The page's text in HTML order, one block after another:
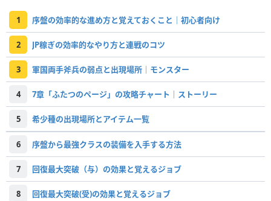
1 序盤の効率的な進め方と覚えておくこと｜初心者向け
2 JP稼ぎの効率的なやり方と連戦のコツ
3 軍国両手斧兵の弱点と出現場所｜モンスター
4 7章「ふたつのページ」の攻略チャート｜ストーリー
5 希少種の出現場所とアイテム一覧
6 序盤から最強クラスの装備を入手する方法
7 回復最大突破（与）の効果と覚えるジョブ
8 回復最大突破(受)の効果と覚えるジョブ